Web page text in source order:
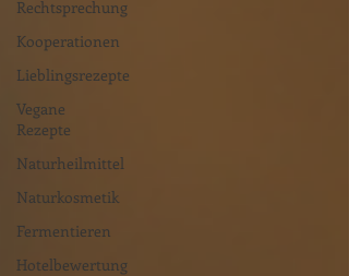
Rechtsprechung
Kooperationen
Lieblingsrezepte
Vegane
Rezepte
Naturheilmittel
Naturkosmetik
Fermentieren
Hotelbewertung